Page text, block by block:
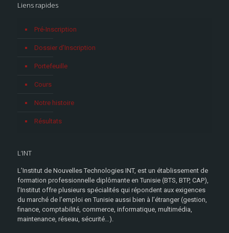
Liens rapides
Pré-Inscription
Dossier d’Inscription
Portefeuille
Cours
Notre histoire
Résultats
L’INT
L’Institut de Nouvelles Technologies INT, est un établissement de
formation professionnelle diplômante en Tunisie (BTS, BTP, CAP),
l’Institut offre plusieurs spécialités qui répondent aux exigences
du marché de l’emploi en Tunisie aussi bien à l’étranger (gestion,
finance, comptabilité, commerce, informatique, multimédia,
maintenance, réseau, sécurité…).